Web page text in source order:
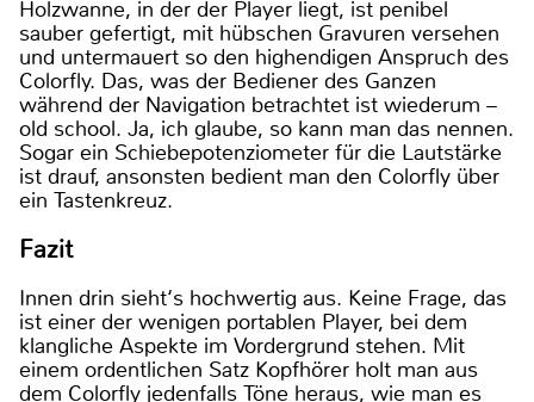
Holzwanne, in der der Player liegt, ist penibel
sauber gefertigt, mit hübschen Gravuren versehen
und untermauert so den highendigen Anspruch des
Colorfly. Das, was der Bediener des Ganzen
während der Navigation betrachtet ist wiederum –
old school. Ja, ich glaube, so kann man das nennen.
Sogar ein Schiebepotenziometer für die Lautstärke
ist drauf, ansonsten bedient man den Colorfly über
ein Tastenkreuz.
Fazit
Innen drin sieht‘s hochwertig aus. Keine Frage, das
ist einer der wenigen portablen Player, bei dem
klangliche Aspekte im Vordergrund stehen. Mit
einem ordentlichen Satz Kopfhörer holt man aus
dem Colorfly jedenfalls Töne heraus, wie man es